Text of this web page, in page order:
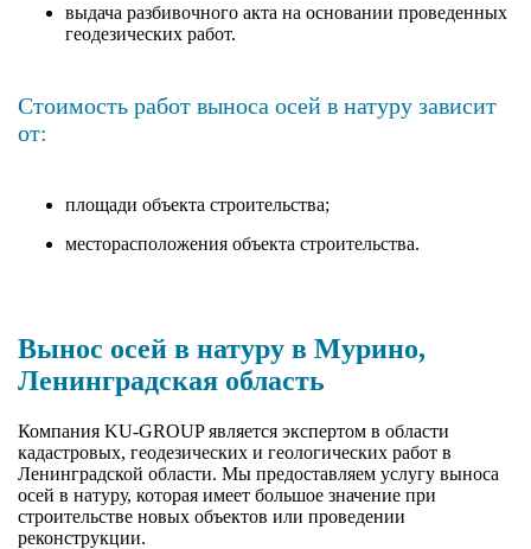
выдача разбивочного акта на основании проведенных
геодезических работ.
Стоимость работ выноса осей в натуру зависит
от:
площади объекта строительства;
месторасположения объекта строительства.
Вынос осей в натуру в Мурино,
Ленинградская область
Компания KU-GROUP является экспертом в области
кадастровых, геодезических и геологических работ в
Ленинградской области. Мы предоставляем услугу выноса
осей в натуру, которая имеет большое значение при
строительстве новых объектов или проведении
реконструкции.